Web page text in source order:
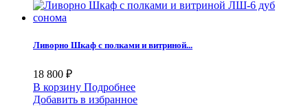
Ливорно Шкаф с полками и витриной...
18 800 ₽
В корзину Подробнее
Добавить в избранное